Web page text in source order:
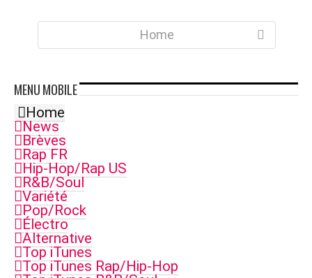
Home
MENUMOBILE
Home
News
Brèves
Rap FR
Hip-Hop/Rap US
R&B/Soul
Variété
Pop/Rock
Électro
Alternative
Top iTunes
Top iTunes Rap/Hip-Hop